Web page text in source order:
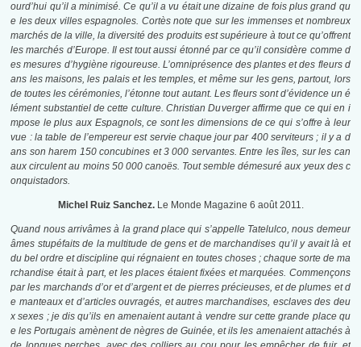
ourd’hui qu’il a minimisé. Ce qu’il a vu était une dizaine de fois plus grand qu
e les deux villes espagnoles. Cortès note que sur les immenses et nombreux
marchés de la ville, la diversité des produits est supérieure à tout ce qu’offrent
les marchés d’Europe. Il est tout aussi étonné par ce qu’il considère comme d
es mesures d’hygiène rigoureuse. L’omniprésence des plantes et des fleurs d
ans les maisons, les palais et les temples, et même sur les gens, partout, lors
de toutes les cérémonies, l’étonne tout autant. Les fleurs sont d’évidence un é
lément substantiel de cette culture. Christian Duverger affirme que ce qui en i
mpose le plus aux Espagnols, ce sont les dimensions de ce qui s’offre à leur
vue : la table de l’empereur est servie chaque jour par 400 serviteurs ; il y a d
ans son harem 150 concubines et 3 000 servantes. Entre les îles, sur les can
aux circulent au moins 50 000 canoës. Tout semble démesuré aux yeux des c
onquistadors.
Michel Ruiz Sanchez.Le Monde Magazine 6 août 2011.
Quand nous arrivâmes à la grand place qui s’appelle Tatelulco, nous demeur
âmes stupéfaits de la multitude de gens et de marchandises qu’il y avait là et
du bel ordre et discipline qui régnaient en toutes choses ; chaque sorte de ma
rchandise était à part, et les places étaient fixées et marquées. Commençons
par les marchands d’or et d’argent et de pierres précieuses, et de plumes et d
e manteaux et d’articles ouvragés, et autres marchandises, esclaves des deu
x sexes ; je dis qu’ils en amenaient autant à vendre sur cette grande place qu
e les Portugais amènent de nègres de Guinée, et ils les amenaient attachés à